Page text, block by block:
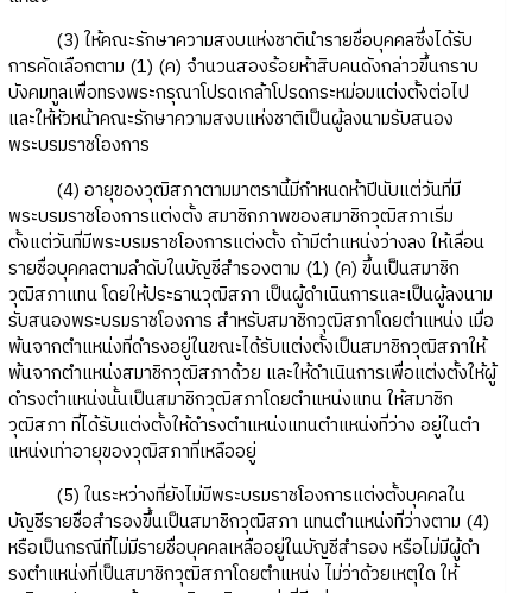
(3) ให้คณะรักษาความสงบแห่งชาตินํารายชื่อบุคคลซึ่งได้รับ
การคัดเลือกตาม (1) (ค) จํานวนสองร้อยห้าสิบคนดังกล่าวขึ้นกราบ
บังคมทูลเพื่อทรงพระกรุณาโปรดเกล้าโปรดกระหม่อมแต่งตั้งต่อไป
และให้หัวหน้าคณะรักษาความสงบแห่งชาติเป็นผู้ลงนามรับสนอง
พระบรมราชโองการ
(4) อายุของวุฒิสภาตามมาตรานี้มีกําหนดห้าปีนับแต่วันที่มี
พระบรมราชโองการแต่งตั้ง สมาชิกภาพของสมาชิกวุฒิสภาเริ่ม
ตั้งแต่วันที่มีพระบรมราชโองการแต่งตั้ง ถ้ามีตําแหน่งว่างลง ให้เลื่อน
รายชื่อบุคคลตามลําดับในบัญชีสํารองตาม (1) (ค) ขึ้นเป็นสมาชิก
วุฒิสภาแทน โดยให้ประธานวุฒิสภา เป็นผู้ดําเนินการและเป็นผู้ลงนาม
รับสนองพระบรมราชโองการ สําหรับสมาชิกวุฒิสภาโดยตําแหน่ง เมื่อ
พ้นจากตําแหน่งที่ดํารงอยู่ในขณะได้รับแต่งตั้งเป็นสมาชิกวุฒิสภาให้
พ้นจากตําแหน่งสมาชิกวุฒิสภาด้วย และให้ดําเนินการเพื่อแต่งตั้งให้ผู้
ดํารงตําแหน่งนั้นเป็นสมาชิกวุฒิสภาโดยตําแหน่งแทน ให้สมาชิก
วุฒิสภา ที่ได้รับแต่งตั้งให้ดํารงตําแหน่งแทนตําแหน่งที่ว่าง อยู่ในตํา
แหน่งเท่าอายุของวุฒิสภาที่เหลืออยู่
(5) ในระหว่างที่ยังไม่มีพระบรมราชโองการแต่งตั้งบุคคลใน
บัญชีรายชื่อสํารองขึ้นเป็นสมาชิกวุฒิสภา แทนตําแหน่งที่ว่างตาม (4)
หรือเป็นกรณีที่ไม่มีรายชื่อบุคคลเหลืออยู่ในบัญชีสํารอง หรือไม่มีผู้ดํา
รงตําแหน่งที่เป็นสมาชิกวุฒิสภาโดยตําแหน่ง ไม่ว่าด้วยเหตุใด ให้